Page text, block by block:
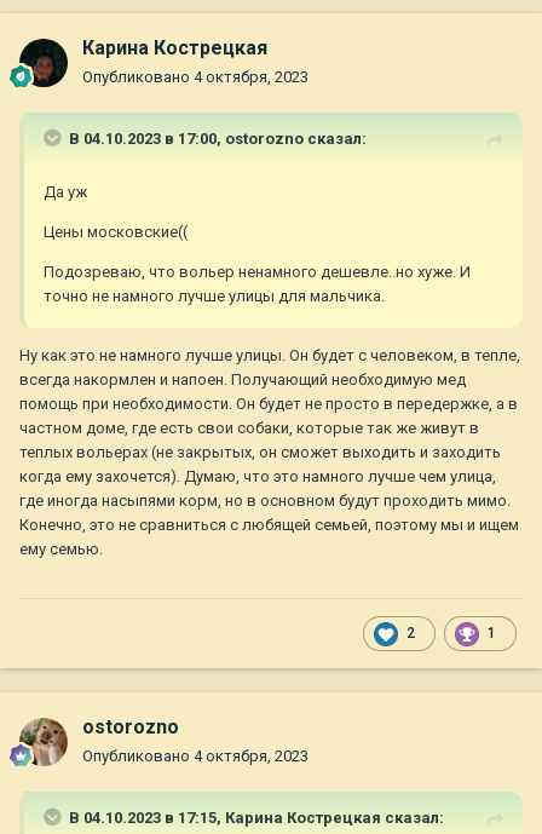
Карина Кострецкая
Опубликовано 4 октября, 2023
В 04.10.2023 в 17:00, ostorozno сказал:
Да уж
Цены московские((
Подозреваю, что вольер ненамного дешевле..но хуже. И
точно не намного лучше улицы для мальчика.
Ну как это не намного лучше улицы. Он будет с человеком, в тепле,
всегда накормлен и напоен. Получающий необходимую мед
помощь при необходимости. Он будет не просто в передержке, а в
частном доме, где есть свои собаки, которые так же живут в
теплых вольерах (не закрытых, он сможет выходить и заходить
когда ему захочется). Думаю, что это намного лучше чем улица,
где иногда насыпями корм, но в основном будут проходить мимо.
Конечно, это не сравниться с любящей семьей, поэтому мы и ищем
ему семью.
2 1
ostorozno
Опубликовано 4 октября, 2023
В 04.10.2023 в 17:15, Карина Кострецкая сказал: